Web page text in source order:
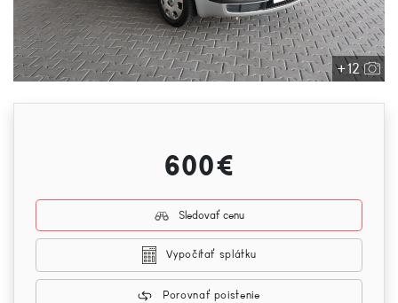
+12
600€
Sledovať cenu
Vypočítať splátku
Porovnať poistenie